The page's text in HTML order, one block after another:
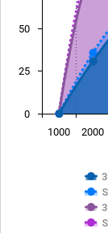
1000 2000
0
25
50